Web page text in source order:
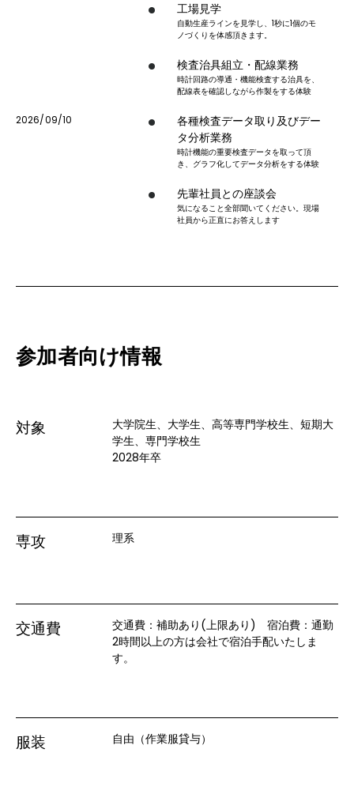
工場見学
自動生産ラインを見学し、1秒に1個のモ
ノづくりを体感頂きます。
検査治具組立・配線業務
時計回路の導通・機能検査する治具を、
配線表を確認しながら作製をする体験
2026/09/10
各種検査データ取り及びデー
タ分析業務
時計機能の重要検査データを取って頂
き、グラフ化してデータ分析をする体験
先輩社員との座談会
気になること全部聞いてください。現場
社員から正直にお答えします
参加者向け情報
対象
大学院生、大学生、高等専門学校生、短期大
学生、専門学校生
2028年卒
専攻 理系
交通費
交通費：補助あり(上限あり)　宿泊費：通勤
2時間以上の方は会社で宿泊手配いたしま
す。
服装 自由（作業服貸与）